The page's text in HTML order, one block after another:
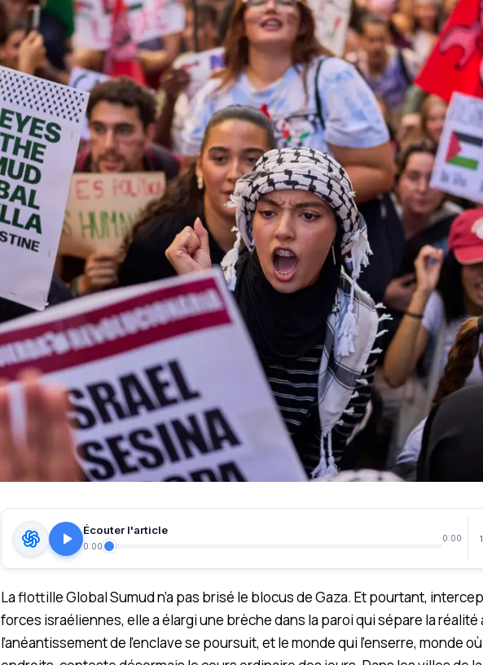
Écouter l'article
0:00
0:00
La flottille Global Sumud n’a pas brisé le blocus de Gaza. Et pourtant,
forces israéliennes, elle a élargi une brèche dans la paroi qui sépare la réalité
l’anéantissement de l’enclave se poursuit, et le monde qui l’enserre, monde